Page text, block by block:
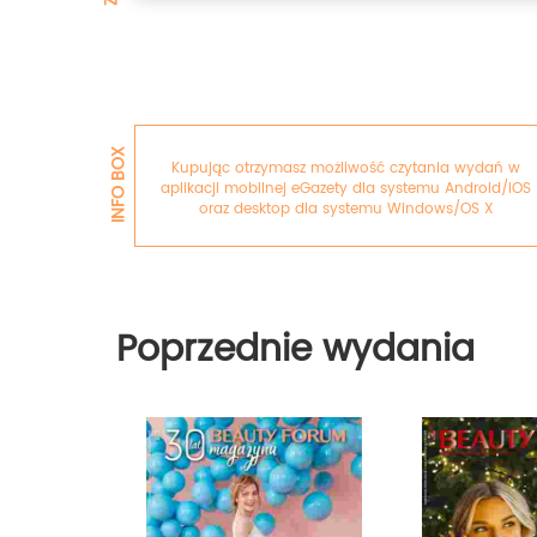
INFO BOX
Kupując otrzymasz możliwość czytania wydań w
aplikacji mobilnej eGazety dla systemu Android/iOS
oraz desktop dla systemu Windows/OS X
Poprzednie wydania